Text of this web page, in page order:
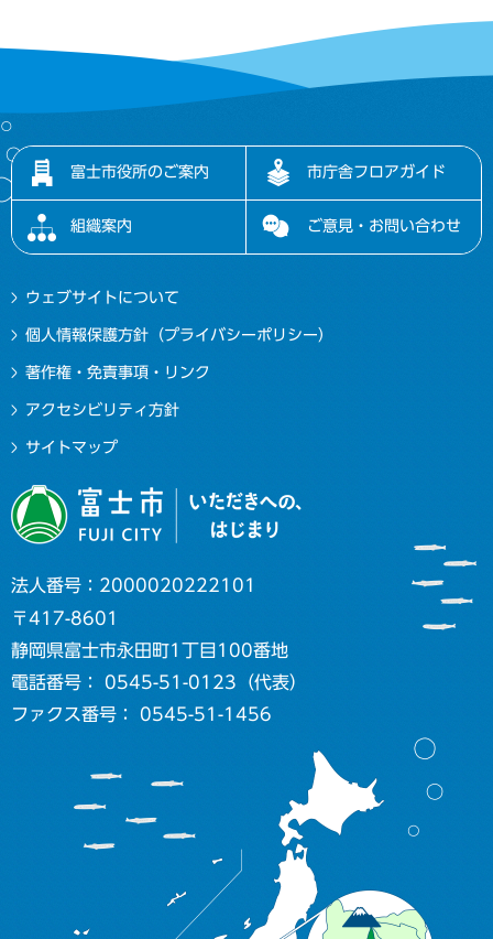
富士市役所のご案内 市庁舎フロアガイド
組織案内 ご意見・お問い合わせ
ウェブサイトについて
個人情報保護方針（プライバシーポリシー）
著作権・免責事項・リンク
アクセシビリティ方針
サイトマップ
法人番号：2000020222101
〒417-8601
静岡県富士市永田町1丁目100番地
電話番号： 0545-51-0123（代表）
ファクス番号： 0545-51-1456